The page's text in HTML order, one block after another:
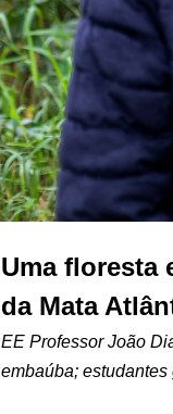
Uma floresta
da Mata
EE Professor João
embaúba;